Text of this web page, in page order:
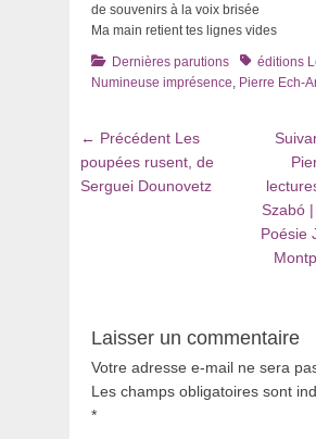
de souvenirs à la voix brisée
Ma main retient tes lignes vides
Catégories
Dernières parutions Tagséditions
Numineuse imprésence Pierre Ech-
Navigation
de
l’article
← Précédent Article
précédent
:
Les
poupées rusent, de
Serguei Dounovetz
Szabó
Poésie
Laisser un commentaire
Votre adresse e-mail ne sera
Les champs obligatoires sont
*